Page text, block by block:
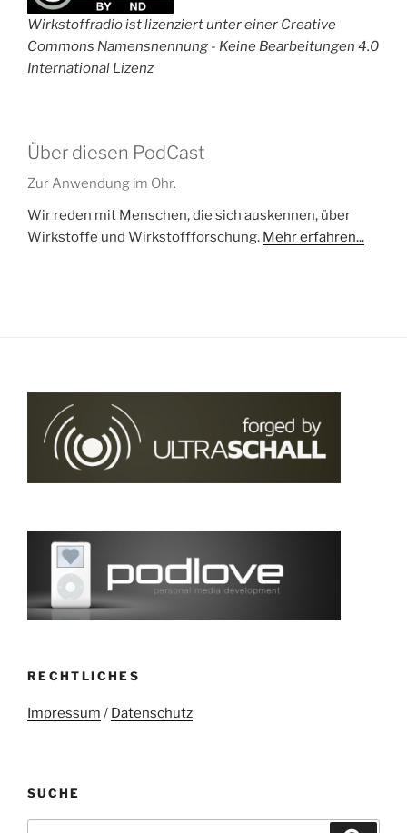
Wirkstoffradio ist lizenziert unter einer Creative
Commons Namensnennung - Keine Bearbeitungen 4.0
International Lizenz
Über diesen PodCast
Zur Anwendung im Ohr.
Wir reden mit Menschen, die sich auskennen, über
Wirkstoffe und Wirkstoffforschung. Mehr erfahren...
RECHTLICHES
Impressum / Datenschutz
SUCHE